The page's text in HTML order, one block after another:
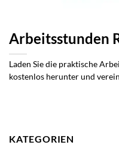
Arbeitsstunden
Laden Sie die praktische
kostenlos herunter und
KATEGORIEN